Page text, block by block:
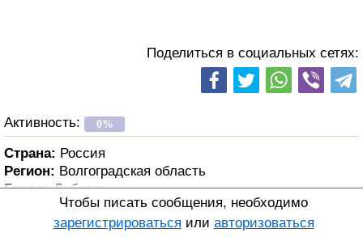
Поделиться в социальных сетях:
Активность: 0%
Страна: Россия
Регион: Волгоградская область
Город:Дубовка
Возраст:53 года
Чтобы писать сообщения, необходимо
зарегистрироваться или авторизоваться